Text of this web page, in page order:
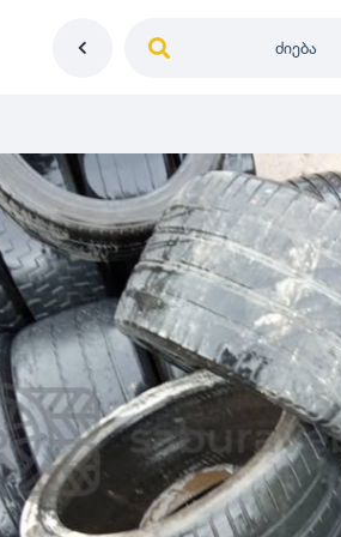
ძიება
დიამეტრი
R12
R13
R14
R15
R16
საქართველო
გერმანია
იაპონია
აშშ
ჩინეთი
კორეა
საფრანგეთი
მდგომარეობა
ახალი
მეორადი
რესტავრირებული